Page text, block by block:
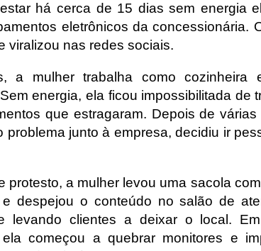
há cerca de 15 dias sem energia
eletrônicos da concessionária.
viralizou nas redes sociais.
a mulher trabalha como cozinheira
energia, ela ficou impossibilitada de
que estragaram. Depois de várias
problema junto à empresa, decidiu ir
protesto, a mulher levou uma sacola
despejou o conteúdo no salão de
levando clientes a deixar o local.
começou a quebrar monitores e